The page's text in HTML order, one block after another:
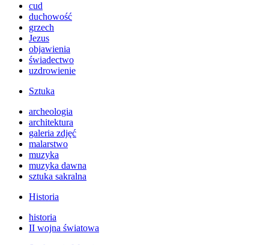
cud
duchowość
grzech
Jezus
objawienia
świadectwo
uzdrowienie
Sztuka
archeologia
architektura
galeria zdjęć
malarstwo
muzyka
muzyka dawna
sztuka sakralna
Historia
historia
II wojna światowa